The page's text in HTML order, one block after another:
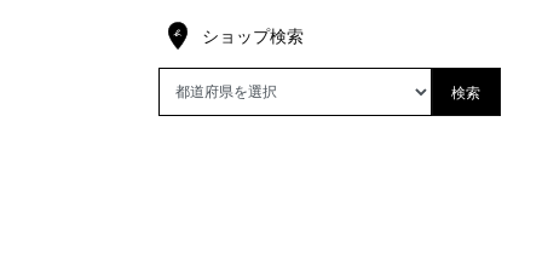
ショップ検索
検索